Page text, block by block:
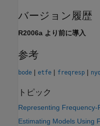
バージョン履歴
R2006a より前に導入
参考
bode | etfe | freqresp |
トピック
Representing
Estimating Models Using